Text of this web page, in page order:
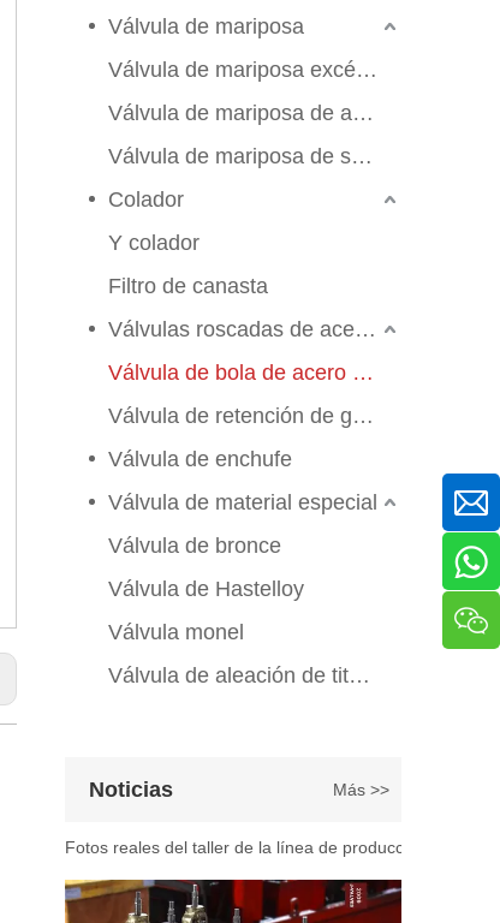
Válvula de mariposa
Válvula de mariposa excéntrica triple
Válvula de mariposa de alto rendimiento
Válvula de mariposa de sello suave
Colador
Y colador
Filtro de canasta
Válvulas roscadas de acero inoxidable
Válvula de bola de acero inoxidable
Válvula de retención de globo de compuerta
Válvula de enchufe
Válvula de material especial
Válvula de bronce
Válvula de Hastelloy
Válvula monel
Válvula de aleación de titanio
Noticias Más >>
En ingeniería marina, plataformas marinas y entornos